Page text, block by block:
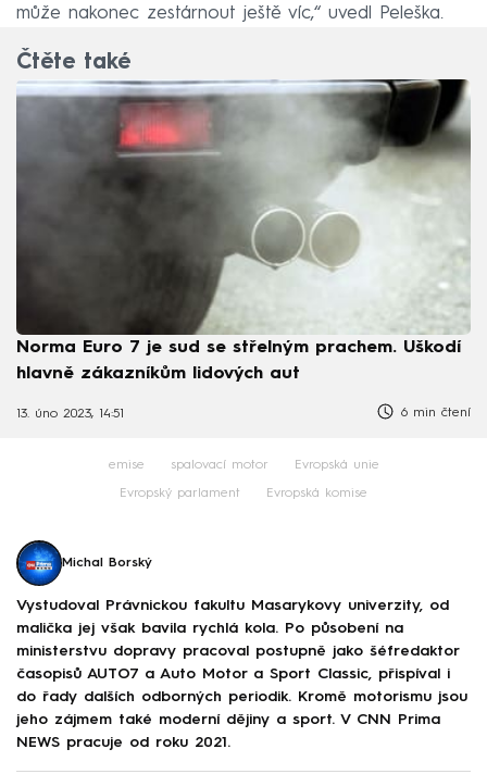
může nakonec zestárnout ještě víc,“ uvedl Peleška.
Čtěte také
Norma Euro 7 je sud se střelným prachem. Uškodí
hlavně zákazníkům lidových aut
13. úno 2023, 14:51 6 min čtení
emise spalovací motor Evropská unie
Evropský parlament Evropská komise
Michal Borský
Vystudoval Právnickou fakultu Masarykovy univerzity, od
malička jej však bavila rychlá kola. Po působení na
ministerstvu dopravy pracoval postupně jako šéfredaktor
časopisů AUTO7 a Auto Motor a Sport Classic, přispíval i
do řady dalších odborných periodik. Kromě motorismu jsou
jeho zájmem také moderní dějiny a sport. V CNN Prima
NEWS pracuje od roku 2021.